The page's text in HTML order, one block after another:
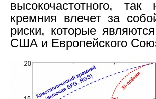
высокочастотного, так
кремния влечет за
риски, которые
США и Европейского